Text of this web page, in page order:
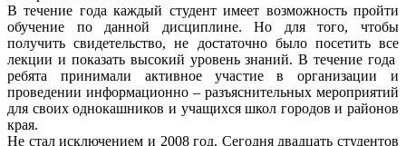
В течение года каждый студент имеет возможность пройти
обучение по данной дисциплине. Но для того, чтобы
получить свидетельство, не достаточно было посетить все
лекции и показать высокий уровень знаний. В течение года
ребята принимали активное участие в организации и
проведении информационно – разъяснительных мероприятий
для своих однокашников и учащихся школ городов и районов
края.
Не стал исключением и 2008 год. Сегодня двадцать студентов